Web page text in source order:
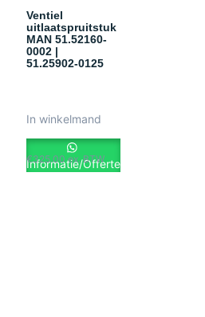
Ventiel
uitlaatspruitstuk
MAN 51.52160-
0002 |
51.25902-0125
€325.00 ex. BTW
In winkelmand
Informatie/Offerte